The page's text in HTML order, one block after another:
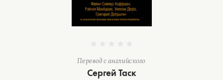
Перевод с английского
Сергей Таск